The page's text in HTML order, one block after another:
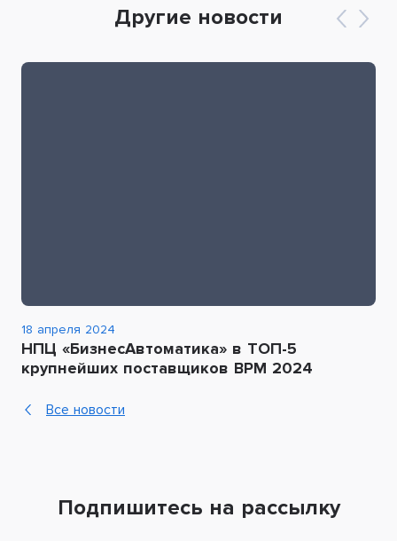
Другие новости
18 апреля 2024
НПЦ «БизнесАвтоматика» в ТОП-5
крупнейших поставщиков BPM 2024
Все новости
Подпишитесь на рассылку